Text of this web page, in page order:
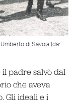
di Savoia (da:
padre salvò dal
che aveva
Gli ideali e i